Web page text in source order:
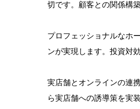
切です。顧客との関係構
プロフェッショナルなホ
ンが実現します。投資対
実店舗とオンラインの連
ら実店舗への誘導策を実